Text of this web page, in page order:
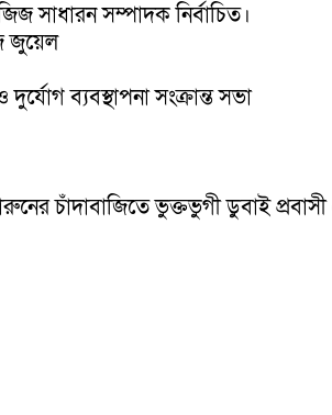
সাধারন সম্পাদক নির্বাচিত।
জুয়েল
ব্যবস্থাপনা সংক্রান্ত সভা
চাঁদাবাজিতে ভুক্তভুগী ডুবাই